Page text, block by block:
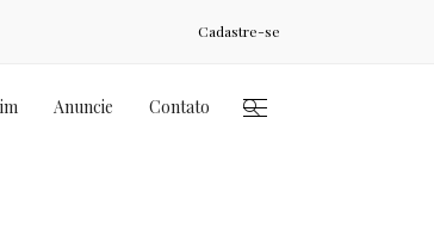
Cadastre-se
Anuncie Contato